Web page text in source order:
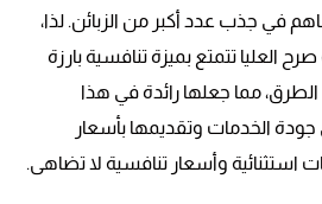
في جذب عدد أكبر من الزبائن. لذا،
العليا تتمتع بميزة تنافسية بارزة
مما جعلها رائدة في هذا
الخدمات وتقديمها بأسعار
استثنائية وأسعار تنافسية لا تضاهى.